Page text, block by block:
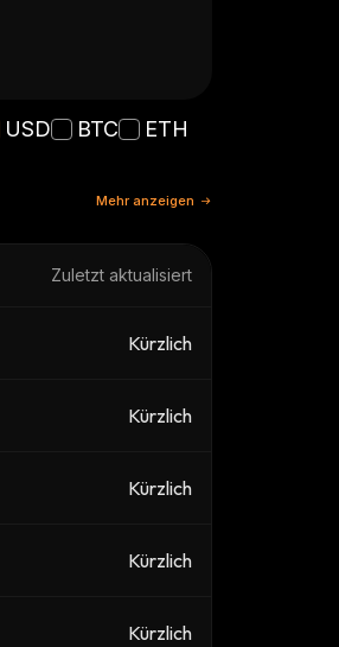
USD BTC ETH
Mehr anzeigen
Zuletzt aktualisiert
Kürzlich
Kürzlich
Kürzlich
Kürzlich
Kürzlich